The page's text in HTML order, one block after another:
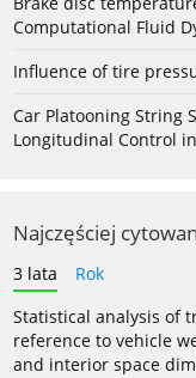
Computational Fluid
Influence of tire
Car Platooning String
Longitudinal Control
Najczęściej
3 lata
Rok
Statistical analysis of
reference to vehicle
and interior space